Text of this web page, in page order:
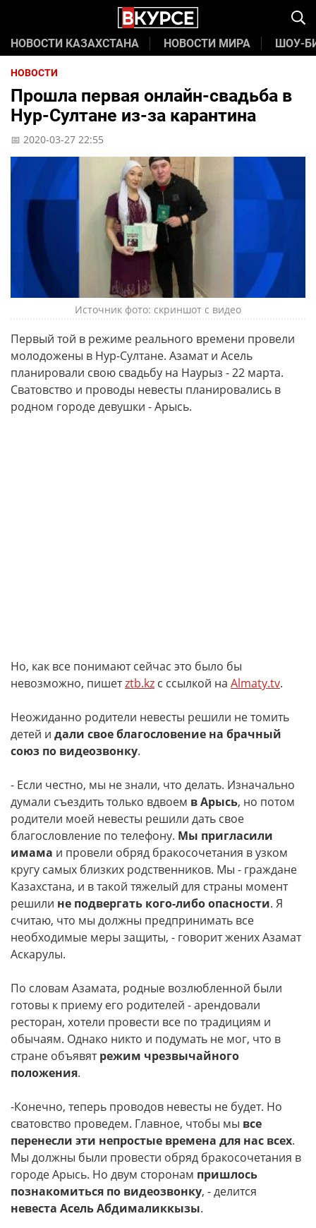
НОВОСТИ КАЗАХСТАНА НОВОСТИ МИРА ШОУ-
НОВОСТИ
Прошла первая онлайн-свадьба в
Нур-Султане из-за карантина
📅 2020-03-27 22:55
Источник фото: скриншот с видео
Первый той в режиме реального времени провели
молодожены в Нур-Султане. Азамат и Асель
планировали свою свадьбу на Наурыз - 22 марта.
Сватовство и проводы невесты планировались в
родном городе девушки - Арысь.
Но, как все понимают сейчас это было бы
невозможно, пишетztb.kz с ссылкой на Almaty.tv.
Неожиданно родители невесты решили не томить
детей и дали свое благословение на брачный
союз по видеозвонку.
- Если честно, мы не знали, что делать. Изначально
думали съездить только вдвоем в Арысь, но потом
родители моей невесты решили дать свое
благословление по телефону. Мы пригласили
имама и провели обряд бракосочетания в узком
кругу самых близких родственников. Мы - граждане
Казахстана, и в такой тяжелый для страны момент
решили не подвергать кого-либо опасности. Я
считаю, что мы должны предпринимать все
необходимые меры защиты, - говорит жених Азамат
Аскарулы.
По словам Азамата, родные возлюбленной были
готовы к приему его родителей - арендовали
ресторан, хотели провести все по традициям и
обычаям. Однако никто и подумать не мог, что в
стране объявятрежим чрезвычайного
положения.
-Конечно, теперь проводов невесты не будет. Но
сватовство проведем. Главное, чтобы мы все
перенесли эти непростые времена для нас всех.
Мы должны были провести обряд бракосочетания в
городе Арысь. Но двум сторонам пришлось
познакомиться по видеозвонку, - делится
невеста Асель Абдималиккызы.